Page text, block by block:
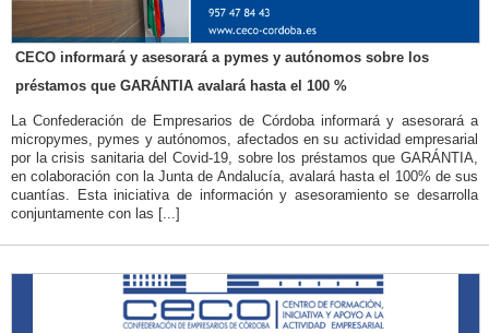
CECO informará y asesorará a pymes y autónomos sobre los
préstamos que GARÁNTIA avalará hasta el 100 %
La Confederación de Empresarios de Córdoba informará y asesorará a
micropymes, pymes y autónomos, afectados en su actividad empresarial
por la crisis sanitaria del Covid-19, sobre los préstamos que GARÁNTIA,
en colaboración con la Junta de Andalucía, avalará hasta el 100% de sus
cuantías. Esta iniciativa de información y asesoramiento se desarrolla
conjuntamente con las [...]